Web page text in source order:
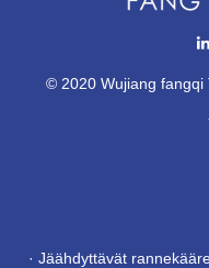
© 2020 Wujiang fangqi
· Jäähdyttävät